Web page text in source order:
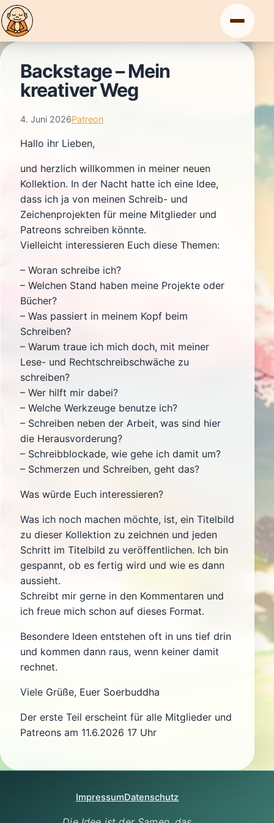
Zum
Inhalt
springen
lesen
impressum
datenschutz
PatreonInstagram
Backstage – Mein
kreativer Weg
4. Juni 2026Patreon
Hallo ihr Lieben,
und herzlich willkommen in meiner neuen
Kollektion. In der Nacht hatte ich eine Idee,
dass ich ja von meinen Schreib- und
Zeichenprojekten für meine Mitglieder und
Patreons schreiben könnte.
Vielleicht interessieren Euch diese Themen:
– Woran schreibe ich?
– Welchen Stand haben meine Projekte oder
Bücher?
– Was passiert in meinem Kopf beim
Schreiben?
– Warum traue ich mich doch, mit meiner
Lese- und Rechtschreibschwäche zu
schreiben?
– Wer hilft mir dabei?
– Welche Werkzeuge benutze ich?
– Schreiben neben der Arbeit, was sind hier
die Herausvorderung?
– Schreibblockade, wie gehe ich damit um?
– Schmerzen und Schreiben, geht das?
Was würde Euch interessieren?
Was ich noch machen möchte, ist, ein Titelbild
zu dieser Kollektion zu zeichnen und jeden
Schritt im Titelbild zu veröffentlichen. Ich bin
gespannt, ob es fertig wird und wie es dann
aussieht.
Schreibt mir gerne in den Kommentaren und
ich freue mich schon auf dieses Format.
Besondere Ideen entstehen oft in uns tief drin
und kommen dann raus, wenn keiner damit
rechnet.
Viele Grüße, Euer Soerbuddha
Der erste Teil erscheint für alle Mitglieder und
Patreons am 11.6.2026 17 Uhr
ImpressumDatenschutz